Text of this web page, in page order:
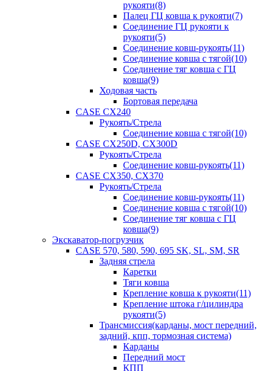
рукояти(8)
Палец ГЦ ковша к рукояти(7)
Соединение ГЦ рукояти к
рукояти(5)
Соединение ковш-рукоять(11)
Соединение ковша с тягой(10)
Соединение тяг ковша с ГЦ
ковша(9)
Ходовая часть
Бортовая передача
CASE CX240
Рукоять/Стрела
Соединение ковша с тягой(10)
CASE CX250D, CX300D
Рукоять/Стрела
Соединение ковш-рукоять(11)
CASE CX350, CX370
Рукоять/Стрела
Соединение ковш-рукоять(11)
Соединение ковша с тягой(10)
Соединение тяг ковша с ГЦ
ковша(9)
Экскаватор-погрузчик
CASE 570, 580, 590, 695 SK, SL, SM, SR
Задняя стрела
Каретки
Тяги ковша
Крепление ковша к рукояти(11)
Крепление штока г/цилиндра
рукояти(5)
Трансмиссия(карданы, мост передний,
задний, кпп, тормозная система)
Карданы
Передний мост
КПП